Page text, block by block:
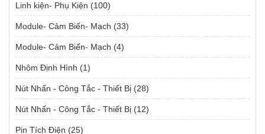
Linh kiện- Phụ Kiện (100)
Module- Cảm Biến- Mạch (33)
Module- Cảm Biến- Mạch (4)
Nhôm Định Hình (1)
Nút Nhấn - Công Tắc - Thiết Bị (28)
Nút Nhấn - Công Tắc - Thiết Bị (12)
Pin Tích Điện (25)